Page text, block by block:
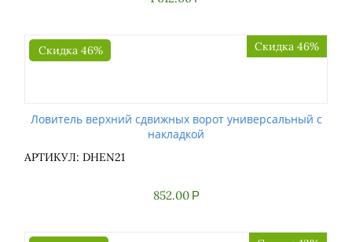
Скидка 46% Скидка 46%
Ловитель верхний сдвижных ворот универсальный с
накладкой
АРТИКУЛ: DHEN21
852.00 Р